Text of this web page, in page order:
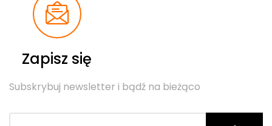
Zapisz się
Subskrybuj newsletter i bądź na bieżąco